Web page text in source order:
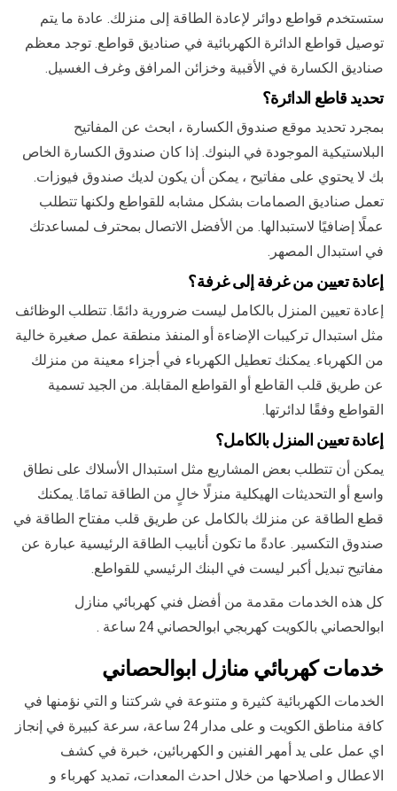
ستستخدم قواطع دوائر لإعادة الطاقة إلى منزلك. عادة ما يتم
توصيل قواطع الدائرة الكهربائية في صناديق قواطع. توجد معظم
صناديق الكسارة في الأقبية وخزائن المرافق وغرف الغسيل.
تحديد قاطع الدائرة؟
بمجرد تحديد موقع صندوق الكسارة ، ابحث عن المفاتيح
البلاستيكية الموجودة في البنوك. إذا كان صندوق الكسارة الخاص
بك لا يحتوي على مفاتيح ، يمكن أن يكون لديك صندوق فيوزات.
تعمل صناديق الصمامات بشكل مشابه للقواطع ولكنها تتطلب
عملًا إضافيًا لاستبدالها. من الأفضل الاتصال بمحترف لمساعدتك
في استبدال المصهر.
إعادة تعيين من غرفة إلى غرفة؟
إعادة تعيين المنزل بالكامل ليست ضرورية دائمًا. تتطلب الوظائف
مثل استبدال تركيبات الإضاءة أو المنفذ منطقة عمل صغيرة خالية
من الكهرباء. يمكنك تعطيل الكهرباء في أجزاء معينة من منزلك
عن طريق قلب القاطع أو القواطع المقابلة. من الجيد تسمية
القواطع وفقًا لدائرتها.
إعادة تعيين المنزل بالكامل؟
يمكن أن تتطلب بعض المشاريع مثل استبدال الأسلاك على نطاق
واسع أو التحديثات الهيكلية منزلًا خالٍ من الطاقة تمامًا. يمكنك
قطع الطاقة عن منزلك بالكامل عن طريق قلب مفتاح الطاقة في
صندوق التكسير. عادةً ما تكون أنابيب الطاقة الرئيسية عبارة عن
مفاتيح تبديل أكبر ليست في البنك الرئيسي للقواطع.
كل هذه الخدمات مقدمة من أفضل فني كهربائي منازل
ابوالحصاني بالكويت كهربجي ابوالحصاني 24 ساعة .
خدمات كهربائي منازل ابوالحصاني
الخدمات الكهربائية كثيرة و متنوعة في شركتنا و التي نؤمنها في
كافة مناطق الكويت و على مدار 24 ساعة، سرعة كبيرة في إنجاز
اي عمل على يد أمهر الفنين و الكهربائين، خبرة في كشف
الاعطال و اصلاحها من خلال احدث المعدات، تمديد كهرباء و